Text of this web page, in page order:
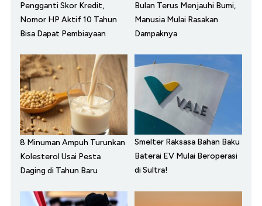
Pengganti Skor Kredit,
Nomor HP Aktif 10 Tahun
Bisa Dapat Pembiayaan
Bulan Terus Menjauhi Bumi,
Manusia Mulai Rasakan
Dampaknya
8 Minuman Ampuh Turunkan
Kolesterol Usai Pesta
Daging di Tahun Baru
Smelter Raksasa Bahan Baku
Baterai EV Mulai Beroperasi
di Sultra!